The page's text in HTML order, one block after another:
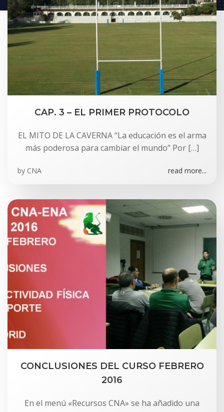
CAP. 3 – EL PRIMER PROTOCOLO
EL MITO DE LA CAVERNA “La educación es el arma
más poderosa para cambiar el mundo” Por […]
by CNA read more...
CONCLUSIONES DEL CURSO FEBRERO
2016
En el menú «Recursos CNA» se ha añadido una